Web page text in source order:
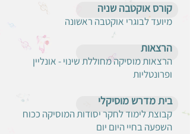
קורס אוקטבה שניה
מיועד לבוגרי אוקטבה ראשונה
הרצאות
הרצאות מוסיקה מחוללת שינוי - אונליין
ופרונטליות
בית מדרש מוסיקלי
קבוצת לימוד לחקר יסודות המוסיקה ככוח
השפעה בחיי היום יום